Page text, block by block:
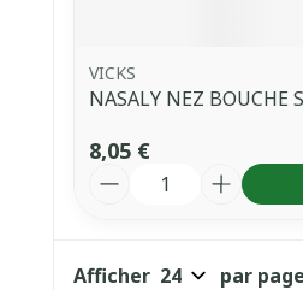
VICKS
NASALY NEZ BOUCHE
8,05 €
Quantité
Afficher par page